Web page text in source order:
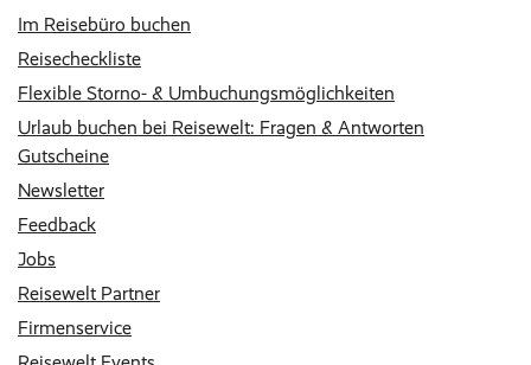
Im Reisebüro buchen
Reisecheckliste
Flexible Storno- & Umbuchungsmöglichkeiten
Urlaub buchen bei Reisewelt: Fragen & Antworten
Gutscheine
Newsletter
Feedback
Jobs
Reisewelt Partner
Firmenservice